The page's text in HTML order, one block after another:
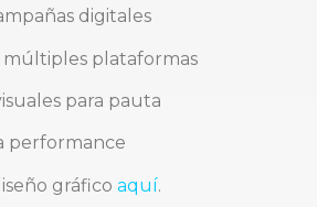
digitales
múltiples plataformas
para pauta
performance
gráfico aquí.